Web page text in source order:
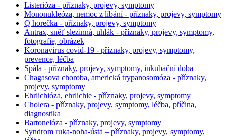
Listerióza - příznaky, projevy, symptomy
Mononukleóza, nemoc z líbání - příznaky, projevy, symptomy
Q horečka - příznaky, projevy, symptomy
Antrax, sněť slezinná, uhlák - příznaky, projevy, symptomy,
fotografie, obrázek
Koronavirus covid-19 - příznaky, projevy, symptomy,
prevence, léčba
Spála - příznaky, projevy, symptomy, inkubační doba
Chagasova choroba, americká trypanosomóza - příznaky,
projevy, symptomy
Ehrlichióza, ehrlichie - příznaky, projevy, symptomy
Cholera - příznaky, projevy, symptomy, léčba, příčina,
diagnostika
Bartonelóza - příznaky, projevy, symptomy
Syndrom ruka-noha-ústa – příznaky, projevy, symptomy,